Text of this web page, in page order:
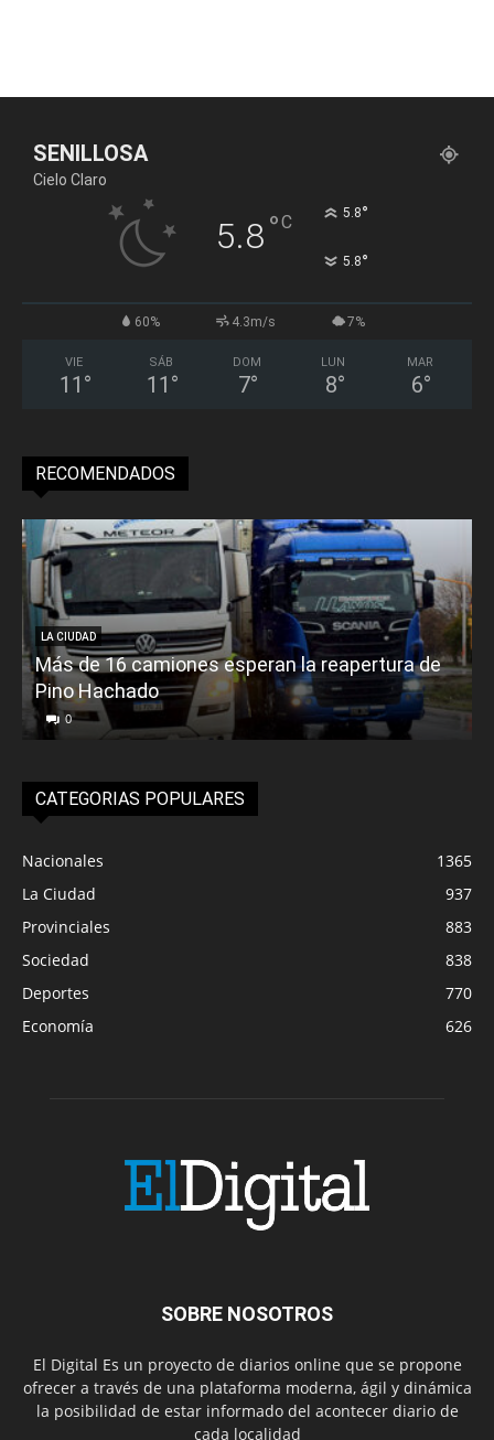
SENILLOSA
Cielo Claro
5.8°C 5.8°
5.8°
60% 4.3m/s 7%
VIE
11 °
SÁB
11 °
DOM
7°
LUN
8°
MAR
6°
RECOMENDADOS
LA CIUDAD
Más de 16 camiones esperan la reapertura de
Pino Hachado
0
CATEGORIAS POPULARES
Nacionales
1365
La Ciudad
937
Provinciales
883
Sociedad
838
Deportes
770
Economía
626
SOBRE NOSOTROS
El Digital Es un proyecto de diarios online que se propone
ofrecer a través de una plataforma moderna, ágil y dinámica
la posibilidad de estar informado del acontecer diario de
cada localidad